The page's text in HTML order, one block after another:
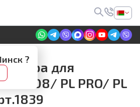
заявок на сайте
?
для
PL208/ PL PRO/ PL